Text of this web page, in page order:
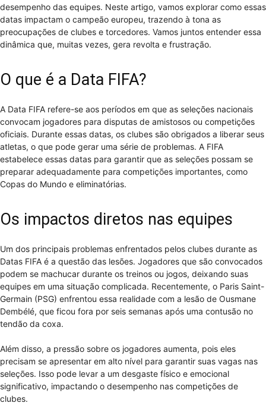
desempenho das equipes. Neste artigo, vamos explorar como essas
datas impactam o campeão europeu, trazendo à tona as
preocupações de clubes e torcedores. Vamos juntos entender essa
dinâmica que, muitas vezes, gera revolta e frustração.
O que é a Data FIFA?
A Data FIFA refere-se aos períodos em que as seleções nacionais
convocam jogadores para disputas de amistosos ou competições
oficiais. Durante essas datas, os clubes são obrigados a liberar seus
atletas, o que pode gerar uma série de problemas. A FIFA
estabelece essas datas para garantir que as seleções possam se
preparar adequadamente para competições importantes, como
Copas do Mundo e eliminatórias.
Os impactos diretos nas equipes
Um dos principais problemas enfrentados pelos clubes durante as
Datas FIFA é a questão das lesões. Jogadores que são convocados
podem se machucar durante os treinos ou jogos, deixando suas
equipes em uma situação complicada. Recentemente, o Paris Saint-
Germain (PSG) enfrentou essa realidade com a lesão de Ousmane
Dembélé, que ficou fora por seis semanas após uma contusão no
tendão da coxa.
Além disso, a pressão sobre os jogadores aumenta, pois eles
precisam se apresentar em alto nível para garantir suas vagas nas
seleções. Isso pode levar a um desgaste físico e emocional
significativo, impactando o desempenho nas competições de
clubes.